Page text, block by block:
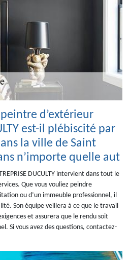
d’extérieur
est-il plébiscité par
la ville de Saint
n’importe quelle aut
DUCULTY intervient dans tout le
Que vous vouliez peindre
ou d’un immeuble professionnel, il
Son équipe veillera à ce que le travail
et assurera que le rendu soit
Si vous avez des questions, contactez-